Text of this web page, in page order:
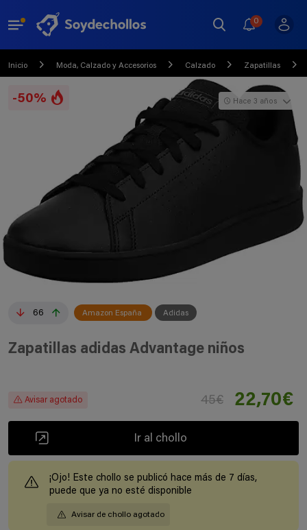
0
Inicio Moda, Calzado y Accesorios Calzado Zapatillas
-50%
66 Amazon España Adidas
Hace 3 años
Zapatillas adidas Advantage niños
Avisar agotado 45€ 22,70€
Ir al chollo
¡Ojo! Este chollo se publicó hace más de 7 días,
puede que ya no esté disponible
Avisar de chollo agotado